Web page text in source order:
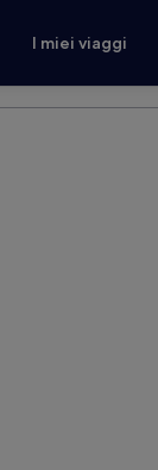
I miei viaggi